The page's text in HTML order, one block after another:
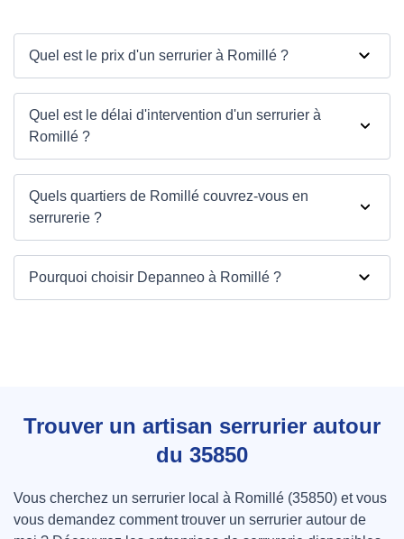
Quel est le prix d'un serrurier à Romillé ?
Quel est le délai d'intervention d'un serrurier à
Romillé ?
Quels quartiers de Romillé couvrez-vous en
serrurerie ?
Pourquoi choisir Depanneo à Romillé ?
Trouver un artisan serrurier autour
du 35850
Vous cherchez un serrurier local à Romillé (35850) et vous
vous demandez comment trouver un serrurier autour de